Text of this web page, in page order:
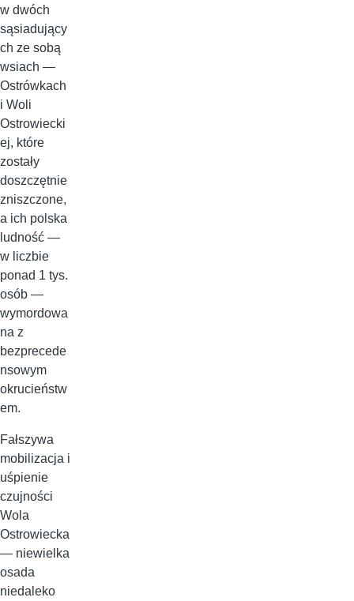
w dwóch
sąsiadujący
ch ze sobą
wsiach —
Ostrówkach
i Woli
Ostrowiecki
ej, które
zostały
doszczętnie
zniszczone,
a ich polska
ludność —
w liczbie
ponad 1 tys.
osób —
wymordowa
na z
bezprecede
nsowym
okrucieństw
em.
Fałszywa
mobilizacja i
uśpienie
czujności
Wola
Ostrowiecka
— niewielka
osada
niedaleko